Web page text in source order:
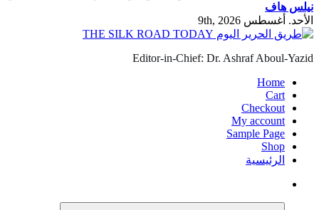
نيلس هاف
الأحد. أغسطس 9th, 2026
Editor-in-Chief: Dr. Ashraf Aboul-Yazid
Home
Cart
Checkout
My account
Sample Page
Shop
الرئيسية